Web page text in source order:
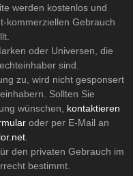
werden kostenlos und
kommerziellen Gebrauch
oder Universen, die
sind.
zu, wird nicht gesponsert
Sollten Sie
wünschen, kontaktieren
oder per E-Mail an
den privaten Gebrauch im
bestimmt.